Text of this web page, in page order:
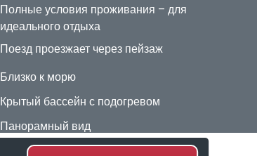
Полные условия проживания – для
идеального отдыха
Поезд проезжает через пейзаж
Близко к морю
Крытый бассейн с подогревом
Панорамный вид
Уникальная природная среда